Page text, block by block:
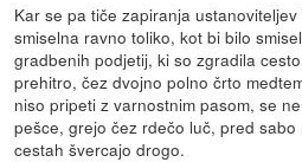
Kar se pa tiče zapiranja
smiselna ravno toliko, kot bi bilo
gradbenih podjetij, ki so zgradila
prehitro, čez dvojno polno črto
niso pripeti z varnostnim pasom, se
pešce, grejo čez rdečo luč, pred
cestah švercajo drogo.